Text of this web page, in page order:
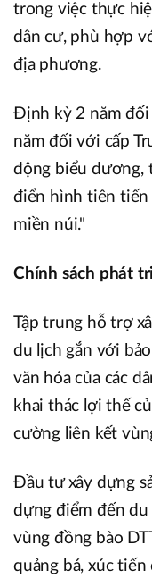
trong việc thực
dân cư, phù hợp
địa phương.
Định kỳ 2 năm đối
năm đối với cấp
động biểu dương,
điển hình tiên tiến
miền núi."
Chính sách phát
Tập trung hỗ trợ
du lịch gắn với
văn hóa của các
khai thác lợi thế
cường liên kết
Đầu tư xây dựng
dựng điểm đến
vùng đồng bào
quảng bá, xúc tiến